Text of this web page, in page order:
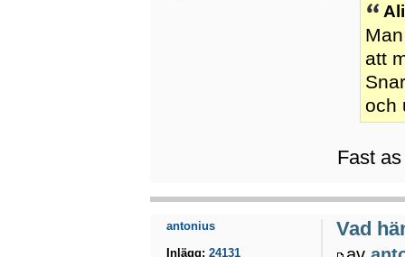
att
och
Fast
Vad
antonius
Inlägg: 24131